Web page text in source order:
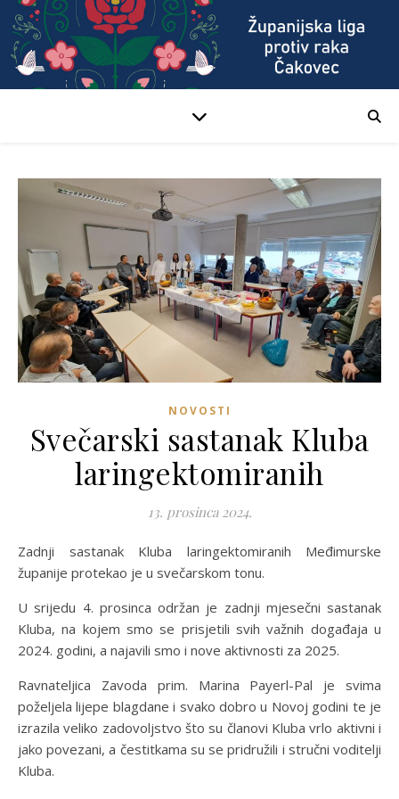
NOVOSTI
Svečarski sastanak Kluba
laringektomiranih
13. prosinca 2024.
Zadnji sastanak Kluba laringektomiranih Međimurske
županije protekao je u svečarskom tonu.
U srijedu 4. prosinca održan je zadnji mjesečni sastanak
Kluba, na kojem smo se prisjetili svih važnih događaja u
2024. godini, a najavili smo i nove aktivnosti za 2025.
Ravnateljica Zavoda prim. Marina Payerl-Pal je svima
poželjela lijepe blagdane i svako dobro u Novoj godini te je
izrazila veliko zadovoljstvo što su članovi Kluba vrlo aktivni i
jako povezani, a čestitkama su se pridružili i stručni voditelji
Kluba.